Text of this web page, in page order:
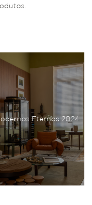
Eternos 2024